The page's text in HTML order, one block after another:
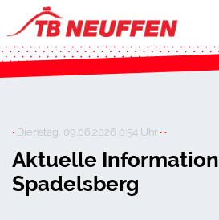
· Dienstag, 09.06.2026 0:54 Uhr· ·
Aktuelle Information
Spadelsberg